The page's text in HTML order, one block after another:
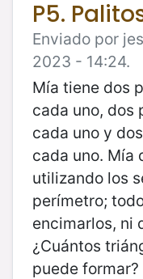
P5.
Enviado por
2023 - 14:24.
Mía tiene dos
cada uno, dos
cada uno y
cada uno. Mía
utilizando los
perímetro;
encimarlos, ni
¿Cuántos
puede formar?